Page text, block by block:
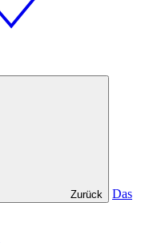
Zurück
Das